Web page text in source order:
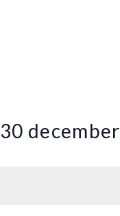
30 december